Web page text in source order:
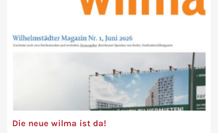
Die neue wilma ist da!